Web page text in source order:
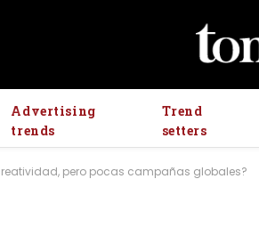
Advertising
trends
Trend
setters
pero pocas campañas globales?